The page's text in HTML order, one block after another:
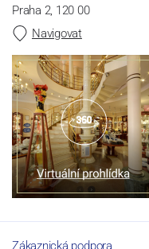
Praha 2, 120 00
Navigovat
Zákaznická podpora